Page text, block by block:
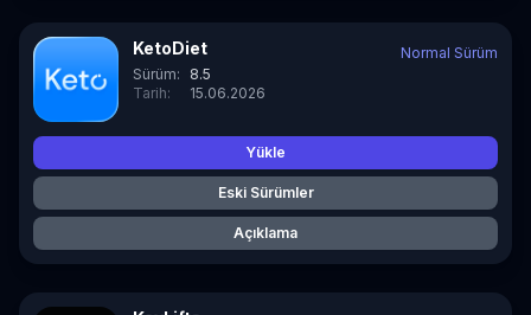
KetoDiet
Sürüm:
8.5
Tarih:
15.06.2026
Normal Sürüm
Yükle
Eski Sürümler
Açıklama